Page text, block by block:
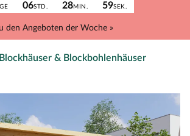
06STD. 28MIN. 59SEK.
den Angeboten der Woche »
Blockhäuser & Blockbohlenhäuser